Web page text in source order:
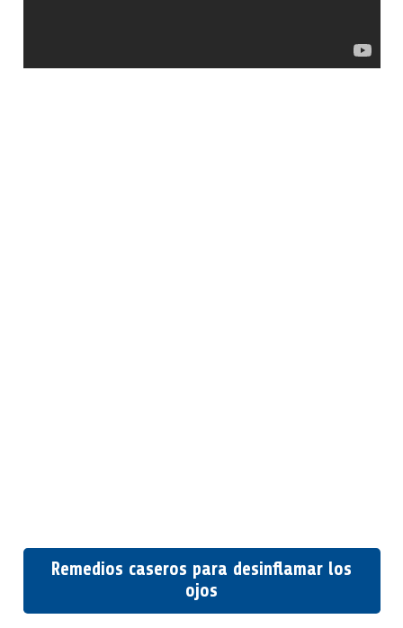
Remedios caseros para desinflamar los
ojos